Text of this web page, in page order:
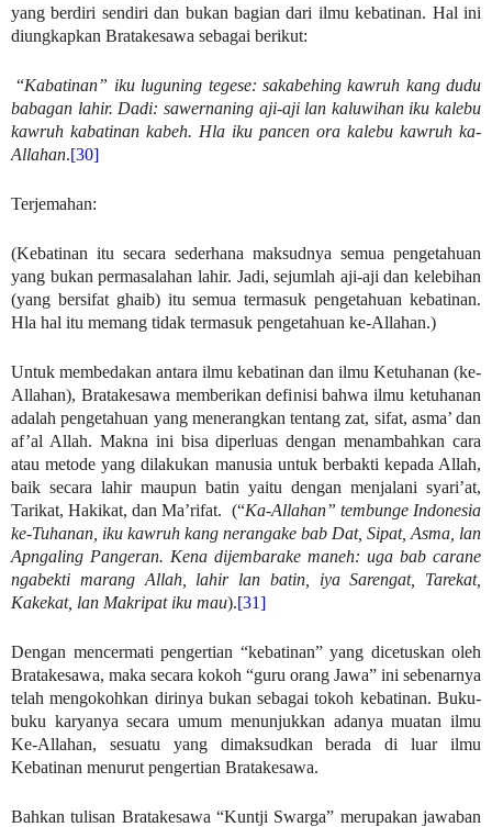
yang berdiri sendiri dan bukan bagian dari ilmu kebatinan. Hal ini
diungkapkan Bratakesawa sebagai berikut:
“Kabatinan” iku luguning tegese: sakabehing kawruh kang dudu
babagan lahir. Dadi: sawernaning aji-aji lan kaluwihan iku kalebu
kawruh kabatinan kabeh. Hla iku pancen ora kalebu kawruh ka-
Allahan.[30]
Terjemahan:
(Kebatinan itu secara sederhana maksudnya semua pengetahuan
yang bukan permasalahan lahir. Jadi, sejumlah aji-aji dan kelebihan
(yang bersifat ghaib) itu semua termasuk pengetahuan kebatinan.
Hla hal itu memang tidak termasuk pengetahuan ke-Allahan.)
Untuk membedakan antara ilmu kebatinan dan ilmu Ketuhanan (ke-
Allahan), Bratakesawa memberikan definisi bahwa ilmu ketuhanan
adalah pengetahuan yang menerangkan tentang zat, sifat, asma’ dan
af’al Allah. Makna ini bisa diperluas dengan menambahkan cara
atau metode yang dilakukan manusia untuk berbakti kepada Allah,
baik secara lahir maupun batin yaitu dengan menjalani syari’at,
Tarikat, Hakikat, dan Ma’rifat. (“Ka-Allahan” tembunge Indonesia
ke-Tuhanan, iku kawruh kang nerangake bab Dat, Sipat, Asma, lan
Apngaling Pangeran. Kena dijembarake maneh: uga bab carane
ngabekti marang Allah, lahir lan batin, iya Sarengat, Tarekat,
Kakekat, lan Makripat iku mau).[31]
Dengan mencermati pengertian “kebatinan” yang dicetuskan oleh
Bratakesawa, maka secara kokoh “guru orang Jawa” ini sebenarnya
telah mengokohkan dirinya bukan sebagai tokoh kebatinan. Buku-
buku karyanya secara umum menunjukkan adanya muatan ilmu
Ke-Allahan, sesuatu yang dimaksudkan berada di luar ilmu
Kebatinan menurut pengertian Bratakesawa.
Bahkan tulisan Bratakesawa “Kuntji Swarga” merupakan jawaban